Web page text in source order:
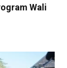
Wali